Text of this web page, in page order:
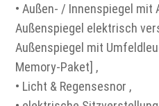
• Außen- / Innenspiegel mit
Außenspiegel elektrisch
Außenspiegel mit
Memory-Paket] ,
• Licht & Regensesnor ,